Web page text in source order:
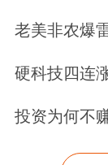
老美非农爆
硬科技四连
投资为何不